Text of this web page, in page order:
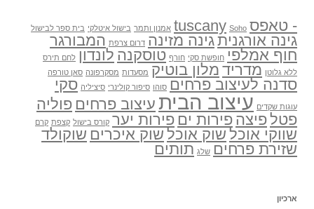
- טאפס Soho
tuscany אמנון ותמר בישול איטלקי בית ספר לבישול
גינה אורגניתגינה מזינה דרום צרפת המבורגר
חוף אמלפי חופשת סקי חורף טוסקנה לונדון לחם תירס
ללא גלוטן מדריד מלון בוטיק מסעדות מסקרפונה סאן טורפה
סדנה לעיצוב פרחים סוהו סיפור קולינרי סיציליה סקי
עוגות שקדים עיצוב הבית עיצוב פרחים פוליה
פטלפיצה פירות ים פירות יער קורס בישול קצפת קרם
שווקי אוכל שוק אוכל שוק איכרים שוקולד
שזירת פרחים שלג תותים
ארכיון